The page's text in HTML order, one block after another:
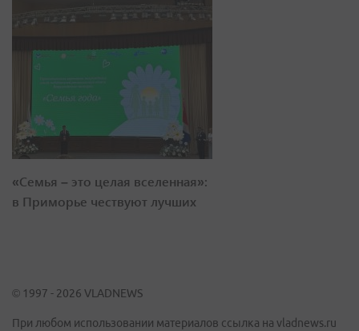
«Семья – это целая вселенная»:
в Приморье чествуют лучших
© 1997 - 2026 VLADNEWS
При любом использовании материалов ссылка на vladnews.ru